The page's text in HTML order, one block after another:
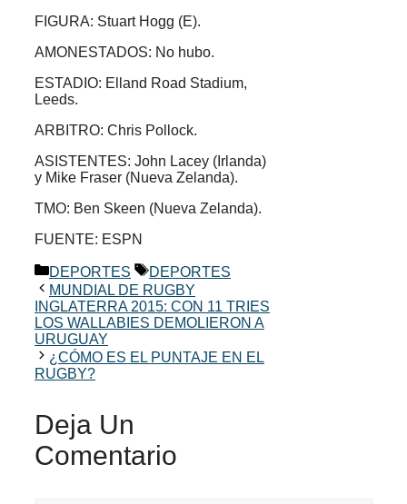
FIGURA: Stuart Hogg (E).
AMONESTADOS: No hubo.
ESTADIO: Elland Road Stadium,
Leeds.
ARBITRO: Chris Pollock.
ASISTENTES: John Lacey (Irlanda)
y Mike Fraser (Nueva Zelanda).
TMO: Ben Skeen (Nueva Zelanda).
FUENTE: ESPN
Categorías
DEPORTES Etiquetas
DEPORTES
MUNDIAL DE RUGBY
INGLATERRA 2015: CON 11 TRIES
LOS WALLABIES DEMOLIERON A
URUGUAY
¿CÓMO ES EL PUNTAJE EN EL
RUGBY?
Deja Un
Comentario